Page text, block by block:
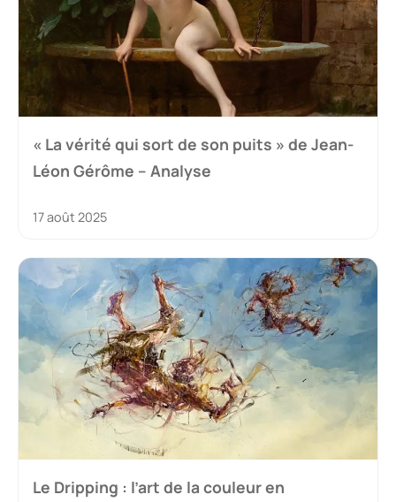
« La vérité qui sort de son puits » de Jean-
Léon Gérôme – Analyse
17 août 2025
Le Dripping : l’art de la couleur en